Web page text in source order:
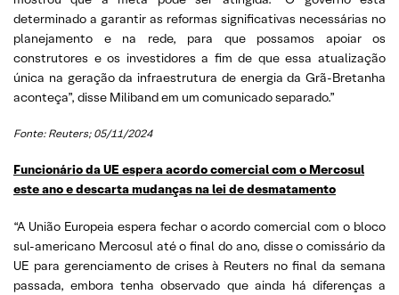
determinado a garantir as reformas significativas necessárias no
planejamento e na rede, para que possamos apoiar os
construtores e os investidores a fim de que essa atualização
única na geração da infraestrutura de energia da Grã-Bretanha
aconteça”, disse Miliband em um comunicado separado.”
Fonte: Reuters; 05/11/2024
Funcionário da UE espera acordo comercial com o Mercosul
este ano e descarta mudanças na lei de desmatamento
“A União Europeia espera fechar o acordo comercial com o bloco
sul-americano Mercosul até o final do ano, disse o comissário da
UE para gerenciamento de crises à Reuters no final da semana
passada, embora tenha observado que ainda há diferenças a